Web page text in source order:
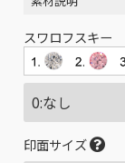
スワロフスキー
印面サイズ